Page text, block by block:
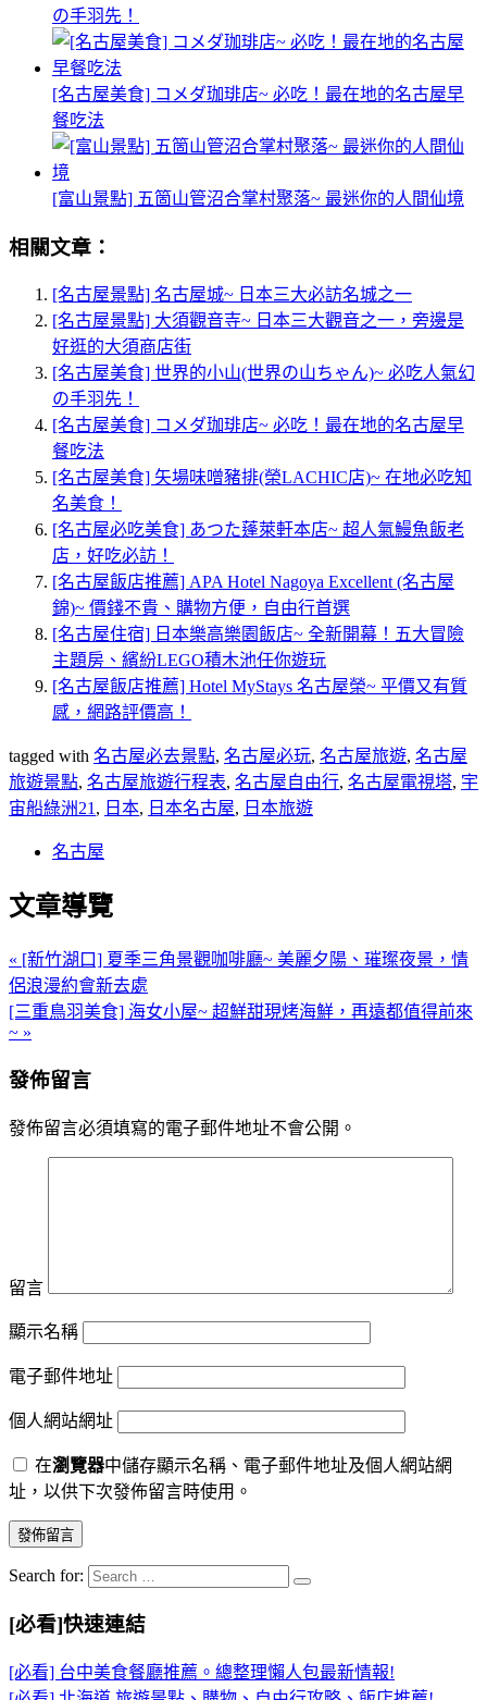
の手羽先！
[名古屋美食] コメダ珈琲店~ 必吃！最在地的名古屋早
餐吃法
[富山景點] 五箇山管沼合掌村聚落~ 最迷你的人間仙境
相關文章：
[名古屋景點] 名古屋城~ 日本三大必訪名城之一
[名古屋景點] 大須觀音寺~ 日本三大觀音之一，旁邊是
好逛的大須商店街
[名古屋美食] 世界的小山(世界の山ちゃん)~ 必吃人氣幻
の手羽先！
[名古屋美食] コメダ珈琲店~ 必吃！最在地的名古屋早
餐吃法
[名古屋美食] 矢場味噌豬排(榮LACHIC店)~ 在地必吃知
名美食！
[名古屋必吃美食] あつた蓬萊軒本店~ 超人氣鰻魚飯老
店，好吃必訪！
[名古屋飯店推薦] APA Hotel Nagoya Excellent (名古屋
錦)~ 價錢不貴、購物方便，自由行首選
[名古屋住宿] 日本樂高樂園飯店~ 全新開幕！五大冒險
主題房、繽紛LEGO積木池任你遊玩
[名古屋飯店推薦] Hotel MyStays 名古屋榮~ 平價又有質
感，網路評價高！
tagged with 名古屋必去景點, 名古屋必玩, 名古屋旅遊, 名古屋
旅遊景點, 名古屋旅遊行程表, 名古屋自由行, 名古屋電視塔, 宇
宙船綠洲21 , 日本, 日本名古屋, 日本旅遊
名古屋
文章導覽
« [新竹湖口] 夏季三角景觀咖啡廳~ 美麗夕陽、璀璨夜景，情
侶浪漫約會新去處
[三重鳥羽美食] 海女小屋~ 超鮮甜現烤海鮮，再遠都值得前來
~ »
發佈留言
發佈留言必須填寫的電子郵件地址不會公開。
留言
顯示名稱
電子郵件地址
個人網站網址
在瀏覽器中儲存顯示名稱、電子郵件地址及個人網站網
址，以供下次發佈留言時使用。
Search for:
[必看]快速連結
[必看] 台中美食餐廳推薦。總整理懶人包最新情報!